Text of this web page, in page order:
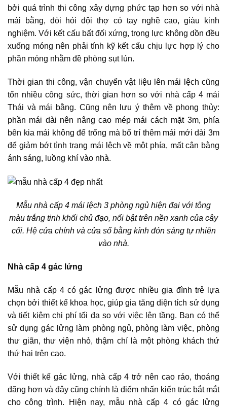
bởi quá trình thi công xây dựng phức tạp hơn so với nhà
mái bằng, đòi hỏi đội thợ có tay nghề cao, giàu kinh
nghiệm. Với kết cấu bất đối xứng, trọng lực không dồn đều
xuống móng nên phải tính kỹ kết cấu chịu lực hợp lý cho
phần móng nhằm đề phòng sụt lún.
Thời gian thi công, vận chuyển vật liệu lên mái lệch cũng
tốn nhiều công sức, thời gian hơn so với nhà cấp 4 mái
Thái và mái bằng. Cũng nên lưu ý thêm về phong thủy:
phần mái dài nên nâng cao mép mái cách mặt 3m, phía
bên kia mái không để trống mà bố trí thêm mái mới dài 3m
để giảm bớt tình trạng mái lệch về một phía, mất cân bằng
ánh sáng, luồng khí vào nhà.
Mẫu nhà cấp 4 mái lệch 3 phòng ngủ hiện đại với tông
màu trắng tinh khối chủ đạo, nổi bật trên nền xanh của cây
cối. Hệ cửa chính và cửa sổ bằng kính đón sáng tự nhiên
vào nhà.
Nhà cấp 4 gác lửng
Mẫu nhà cấp 4 có gác lửng được nhiều gia đình trẻ lựa
chọn bởi thiết kế khoa học, giúp gia tăng diện tích sử dụng
và tiết kiệm chi phí tối đa so với việc lên tầng. Bạn có thể
sử dụng gác lửng làm phòng ngủ, phòng làm việc, phòng
thư giãn, thư viện nhỏ, thậm chí là một phòng khách thứ
thứ hai trên cao.
Với thiết kế gác lửng, nhà cấp 4 trở nên cao ráo, thoáng
đãng hơn và đây cũng chính là điểm nhấn kiến trúc bắt mắt
cho công trình. Hiện nay, mẫu nhà cấp 4 có gác lửng